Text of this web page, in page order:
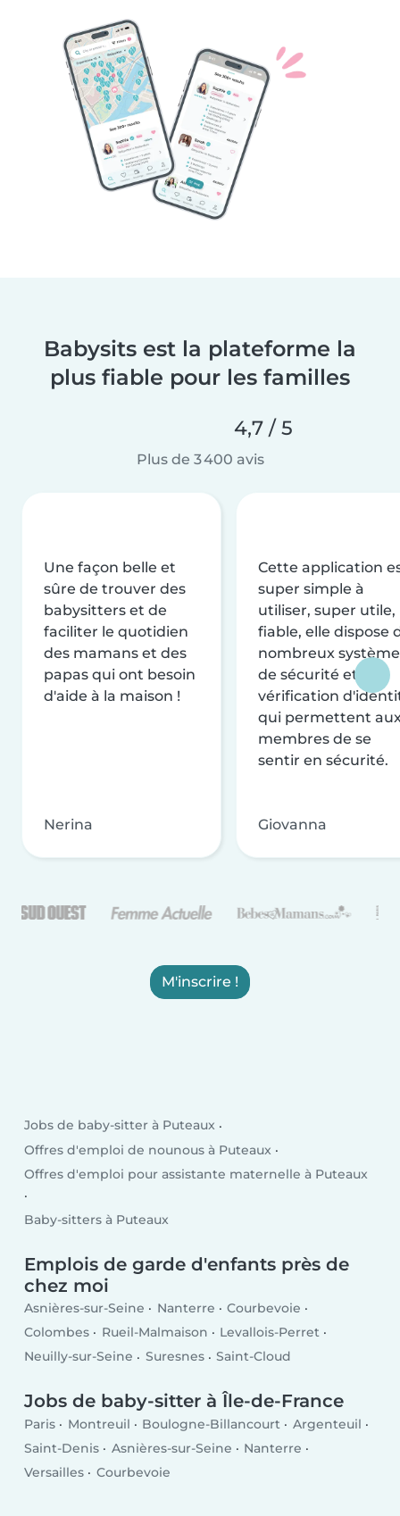
Babysits est la plateforme la
plus fiable pour les familles
4,7 / 5
Plus de 3 400 avis
Une façon belle et
sûre de trouver des
babysitters et de
faciliter le quotidien
des mamans et des
papas qui ont besoin
d'aide à la maison !
Nerina
Cette application
super simple à
utiliser, super utile,
fiable, elle dispose
nombreux
de sécurité et de
vérification
qui permettent
membres de se
sentir en sécurité.
Giovanna
M'inscrire !
Jobs de baby-sitter à Puteaux
Offres d'emploi de nounous à Puteaux
Offres d'emploi pour assistante maternelle à Puteaux
Baby-sitters à Puteaux
Emplois de garde d'enfants près de
chez moi
Asnières-sur-Seine Nanterre
Courbevoie
Colombes
Rueil-Malmaison
Levallois-Perret
Neuilly-sur-Seine
Suresnes Saint-Cloud
Jobs de baby-sitter à Île-de-France
Paris Montreuil Boulogne-Billancourt
Argenteuil
Saint-Denis
Asnières-sur-Seine
Nanterre
Versailles
Courbevoie